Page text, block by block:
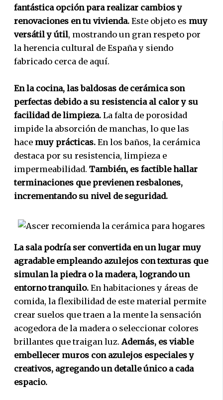
fantástica opción para realizar cambios y
renovaciones en tu vivienda. Este objeto es muy
versátil y útil, mostrando un gran respeto por
la herencia cultural de España y siendo
fabricado cerca de aquí.
En la cocina, las baldosas de cerámica son
perfectas debido a su resistencia al calor y su
facilidad de limpieza. La falta de porosidad
impide la absorción de manchas, lo que las
hace muy prácticas. En los baños, la cerámica
destaca por su resistencia, limpieza e
impermeabilidad. También, es factible hallar
terminaciones que previenen resbalones,
incrementando su nivel de seguridad.
La sala podría ser convertida en un lugar muy
agradable empleando azulejos con texturas que
simulan la piedra o la madera, logrando un
entorno tranquilo. En habitaciones y áreas de
comida, la flexibilidad de este material permite
crear suelos que traen a la mente la sensación
acogedora de la madera o seleccionar colores
brillantes que traigan luz.Además, es viable
embellecer muros con azulejos especiales y
creativos, agregando un detalle único a cada
espacio.